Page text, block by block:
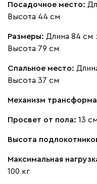
Бежевый Изумруд
Ланза
Посадочное место:
Высота 44 см
Размеры: Длина 84 см
Высота 79 см
Спальное место:
Высота 37 см
Механизм
Просвет от пола: 13 см
Высота
Максимальная
100 кг